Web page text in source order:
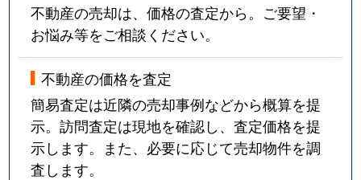
不動産の売却は、価格の査定から。ご要望・
お悩み等をご相談ください。
不動産の価格を査定
簡易査定は近隣の売却事例などから概算を提
示。訪問査定は現地を確認し、査定価格を提
示します。また、必要に応じて売却物件を調
査します。